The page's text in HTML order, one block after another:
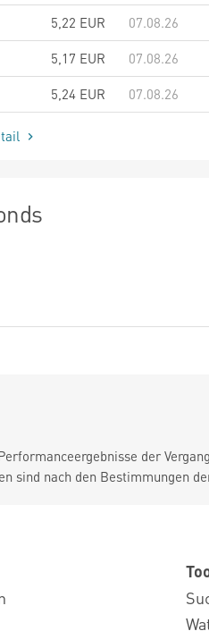
5,22 EUR 07.08.26
5,17 EUR 07.08.26
5,24 EUR 07.08.26
der
sind nach den Bestimmungen